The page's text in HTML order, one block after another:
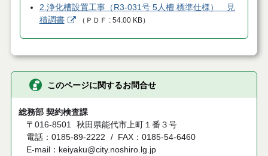
2.浄化槽設置工事（R3-031号 5人槽 標準仕様） 見
積調書
（ ＰＤＦ 54.00 KB）
このページに関するお問合せ
総務部 契約検査課
〒016-8501 秋田県能代市上町１番３号
電話：0185-89-2222
FAX：0185-54-6460
E-mail：keiyaku@city.noshiro.lg.jp